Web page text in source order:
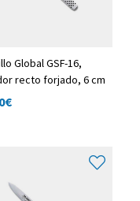
Global GSF-16,
recto forjado, 6 cm
€